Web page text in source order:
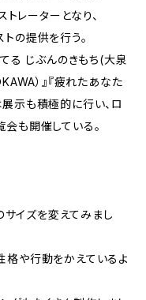
レーターとなり、
の提供を行う。
てる じぶんのきもち(大泉
）』『疲れたあなた
展示も積極的に行い、ロ
会も開催している。
サイズを変えてみまし
格や行動をかえているよ